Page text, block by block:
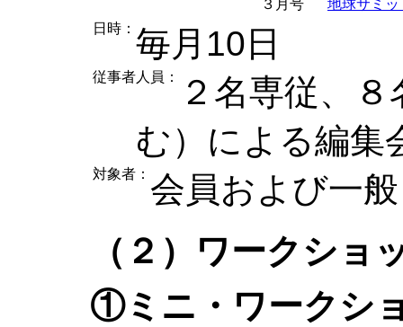
３月号
地球サミ
日時： 毎月10日
従事者人員：
２名専従、
む）による編集
対象者： 会員および一般
（２）ワークショ
①ミニ・ワークシ